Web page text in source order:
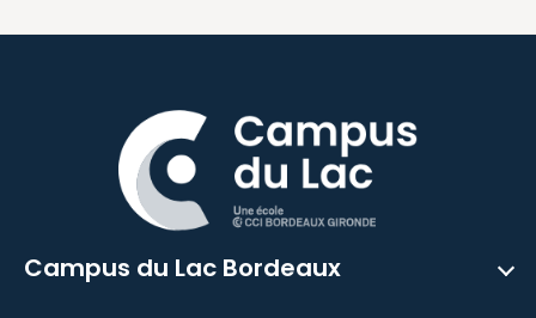
Campus du Lac Bordeaux